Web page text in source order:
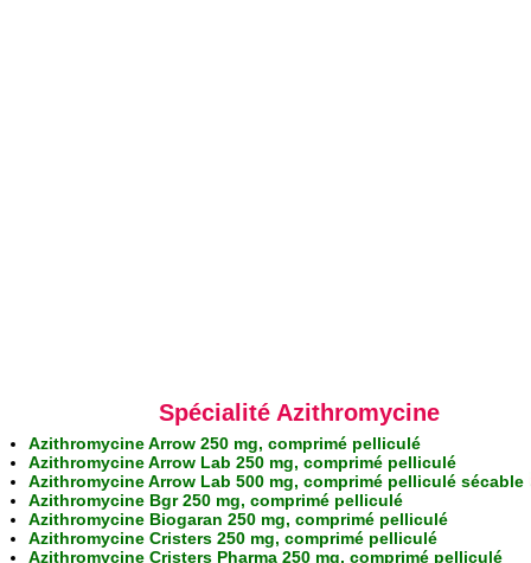
Spécialité Azithromycine
Azithromycine Arrow 250 mg, comprimé pelliculé
Azithromycine Arrow Lab 250 mg, comprimé pelliculé
Azithromycine Arrow Lab 500 mg, comprimé pelliculé sécable
Azithromycine Bgr 250 mg, comprimé pelliculé
Azithromycine Biogaran 250 mg, comprimé pelliculé
Azithromycine Cristers 250 mg, comprimé pelliculé
Azithromycine Cristers Pharma 250 mg, comprimé pelliculé